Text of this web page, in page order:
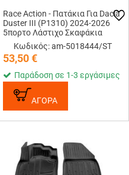
Race Action - Πατάκια Για Dacia
Duster III (P1310) 2024-2026
5πορτο Λάστιχο Σκαφάκια
Προστατευτικά Με
Κουμπώματα υλικό Λάστιχο για
Επιβατικά Αυτοκί...
Κωδικός: am-5018444/ST
53,50€
Παράδοση σε 1-3 εργάσιμες
ΑΓΟΡΑ